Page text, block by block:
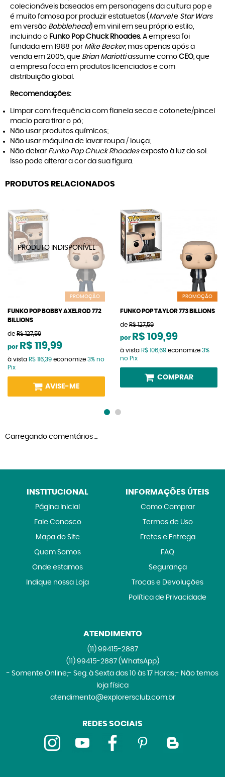
colecionáveis baseados em personagens da cultura pop e
é muito famosa por produzir estatuetas (Marvele Star Wars
em versão Bobblehead) em vinil em seu próprio estilo,
incluindo o Funko Pop Chuck Rhoades. A empresa foi
fundada em 1988 por Mike Becker, mas apenas após a
venda em 2005, que Brian Mariottiassume como CEO, que
a empresa foca em produtos licenciados e com
distribuição global.
Recomendações:
Limpar com frequência com flanela seca e cotonete/pincel
macio para tirar o pó;
Não usar produtos químicos;
Não usar máquina de lavar roupa / louça;
Não deixar Funko Pop Chuck Rhoadesexposto à luz do sol.
Isso pode alterar a cor da sua figura.
PRODUTOS RELACIONADOS
PROMOÇÃO
FUNKO POP BOBBY AXELROD 772
BILLIONS
de R$ 127,59
por R$ 119,99
à vista R$ 116,39 economize 3% no
Pix
AVISE-ME
PROMOÇÃO
FUNKO POP TAYLOR 773 BILLIONS
de R$ 127,59
por R$ 109,99
à vista R$ 106,69 economize 3%
no Pix
COMPRAR
Carregando comentários ...
INSTITUCIONAL
Página Inicial
Fale Conosco
Mapa do Site
Quem Somos
Onde estamos
Indique nossa Loja
INFORMAÇÕES ÚTEIS
Como Comprar
Termos de Uso
Fretes e Entrega
FAQ
Segurança
Trocas e Devoluções
Política de Privacidade
ATENDIMENTO
(11)99415-2887
(11)99415-2887 (WhatsApp)
- Somente Online;- Seg. à Sexta das 10 às 17 Horas;- Não temos
loja física
atendimento@explorersclub.com.br
REDES SOCIAIS